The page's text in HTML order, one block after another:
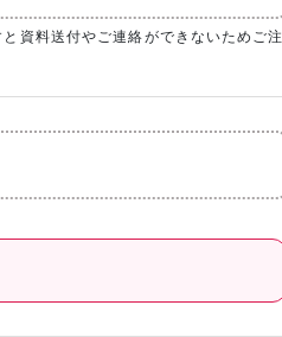
資料送付やご連絡ができないためご注